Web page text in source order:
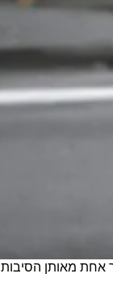
לכך רבות, אשר אחת מאותן הסיבות